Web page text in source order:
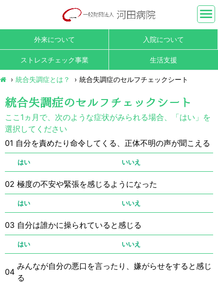
外来について 入院について
ストレスチェック事業 生活支援
統合失調症とは？ 統合失調症のセルフチェックシート
統合失調症のセルフチェックシート
ここ1ヵ月で、次のような症状がみられる場合、「はい」を
選択してください
01 自分を責めたり命令してくる、正体不明の声が聞こえる
はい いいえ
02 極度の不安や緊張を感じるようになった
はい いいえ
03 自分は誰かに操られていると感じる
はい いいえ
04
みんなが自分の悪口を言ったり、嫌がらせをすると感じ
る